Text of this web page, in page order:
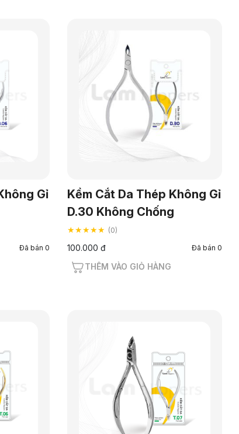
Gỉ
Đã bán 0
Kềm Cắt Da Thép Không Gỉ
D.30 Không Chống
★★★★★ (0)
100.000 đ Đã bán 0
THÊM VÀO GIỎ HÀNG